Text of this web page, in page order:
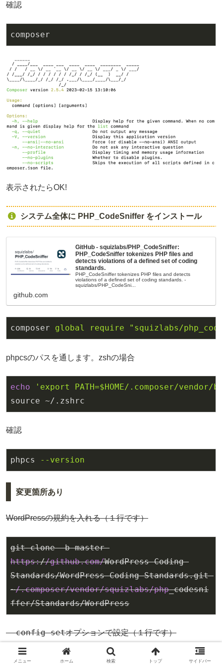
確認
composer
表示されたらOK!
システム全体に PHP_CodeSniffer をインストール
GitHub - squizlabs/PHP_CodeSniffer:
PHP_CodeSniffer tokenizes PHP files and
detects violations of a defined set of coding
standards.
PHP_CodeSniffer tokenizes PHP files and detects
violations of a defined set of coding standards. -
squizlabs/PHP_CodeSni...
github.com
composer global require "squizlabs/
phpcsのパスを通します。zshの場合
echo 'export PATH=$HOME/.composer/vendor/
source ~/.zshrc
確認
phpcs --version
変更箇所あり
WordPressの規約を入れる（１行です）
git clone -b master
https://github.com/WordPress-Coding-
Standards/WordPress-Coding-Standards.git
~/.composer/vendor/squizlabs/php_codesni
ffer/Standards/WordPress
--config-setオプションで設定（１行です）
phpcs --config-set installed_paths
メニュー ホーム 検索 トップ サイドバー